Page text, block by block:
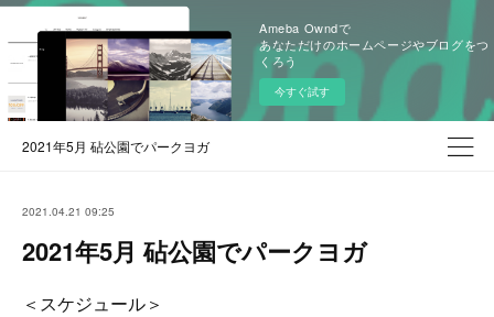
Ameba Owndで
あなただけのホームページやブログをつ
くろう
今すぐ試す
2021年5月 砧公園でパークヨガ
2021.04.21 09:25
2021年5月 砧公園でパークヨガ
＜スケジュール＞